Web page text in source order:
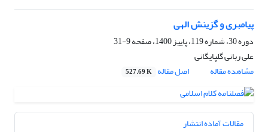
پیامبری و گزینش الهی
دوره 30، شماره 119، پاییز 1400، صفحه
9-31
علی ربانی گلپایگانی
مشاهده مقاله
اصل مقاله 527.69 K
مقالات آماده انتشار